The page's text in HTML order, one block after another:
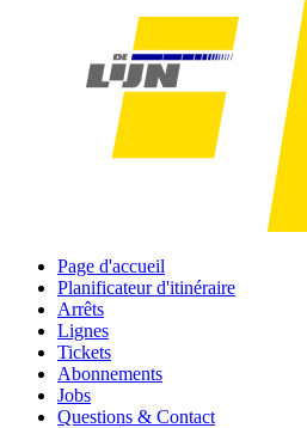
Page d'accueil
Planificateur d'itinéraire
Arrêts
Lignes
Tickets
Abonnements
Jobs
Questions & Contact